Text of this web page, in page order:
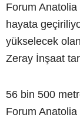
Forum
hayata
yükselecek
Zeray İnşaat
56 bin 500
Forum